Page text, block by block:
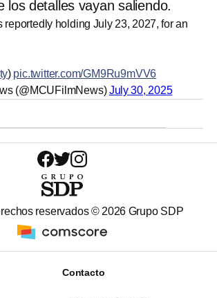
los detalles vayan saliendo.
reportedly holding July 23, 2027, for an
) pic.twitter.com/GM9Ru9mVV6
(@MCUFilmNews)July 30, 2025
reservados © 2026 Grupo SDP
Contacto